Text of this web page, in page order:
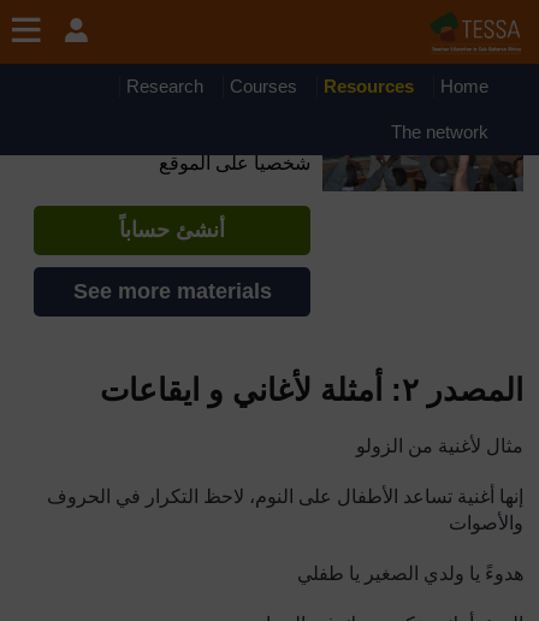
تجاوز إلى المحتوى الرئيسي
OpenLearn Create will be unavailable on Wednesday 12
August 2026 from 8am to 10.30am (GMT) due to routine
Home
Resources
Courses
Research
The network
شخصياً على الموقع
أنشئ حساباً
See more materials
المصدر ٢: أمثلة لأغاني و ايقاعات
مثال لأغنية من الزولو
إنها أغنية تساعد الأطفال على النوم، لاحظ التكرار في الحروف
والأصوات
هدوءً يا ولدي الصغير يا طفلي